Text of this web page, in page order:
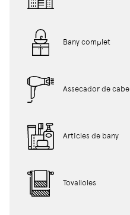
Bany complet
Assecador de cabell
Articles de bany
Tovalloles